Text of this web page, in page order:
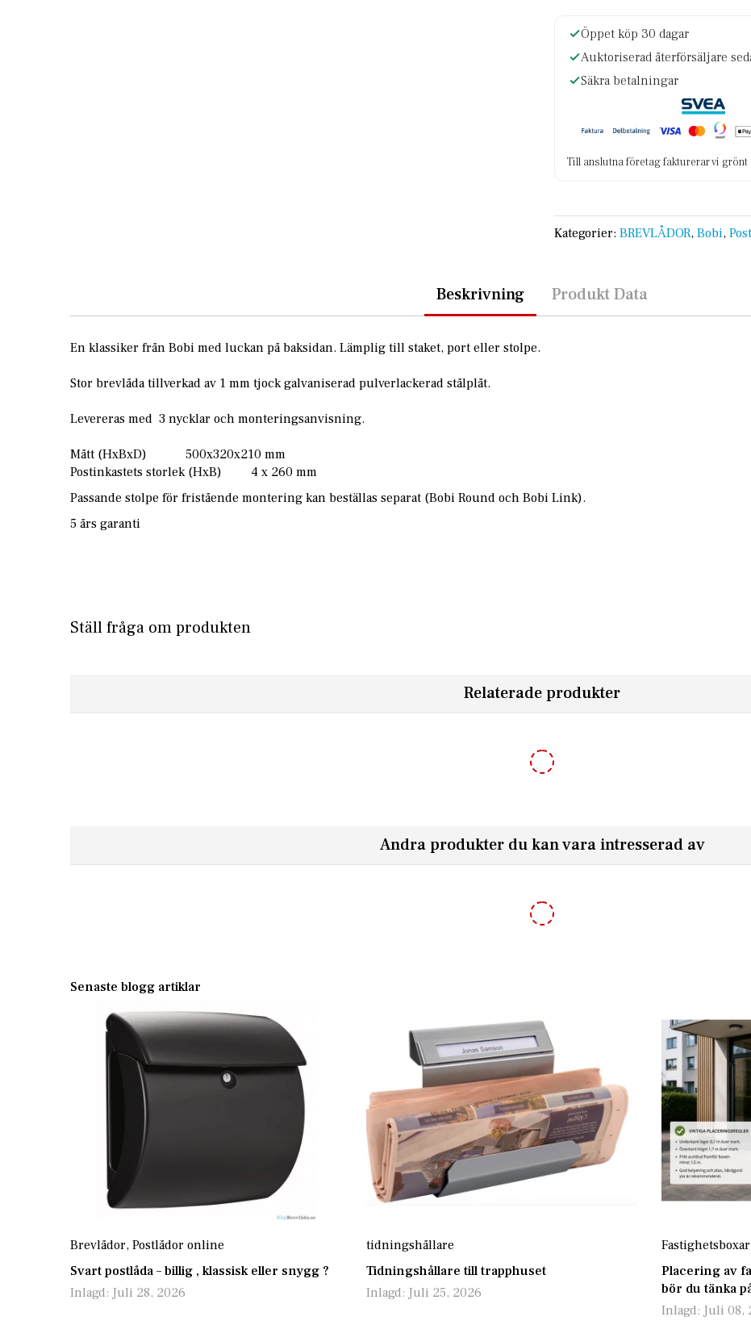
Öppet köp 30 dagar
Auktoriserad återförsäljare
Säkra betalningar
Till anslutna företag fakturerar vi grönt
Kategorier: BREVLÅDOR, Bobi,
Beskrivning
En klassiker från Bobi med luckan på baksidan. Lämplig till staket, port eller stolpe.
Stor brevlåda tillverkad av 1 mm tjock galvaniserad pulverlackerad stålplåt.
Levereras med 3 nycklar och monteringsanvisning.
Mått (HxBxD) 500x320x210 mm
Postinkastets storlek (HxB) 4 x 260 mm
Passande stolpe för fristående montering kan beställas separat (Bobi Round och Bobi Link).
5 års garanti
Produkt Data
Ställ fråga om produkten
Relaterade produkter
805,50 kr 895,00 kr
Andra produkter du kan vara intresserad av
Tidningshållare MEFA Original A71000 - Renvit RAL 9010
Senaste blogg artiklar
Brevlådor, Postlådor online
Svart postlåda – billig , klassisk eller snygg ?
Inlagd: Juli 28, 2026
tidningshållare
Tidningshållare till trapphuset
Inlagd: Juli 25, 2026
Fastighetsboxar
Placering av
bör du tänka
Inlagd: Juli 08,